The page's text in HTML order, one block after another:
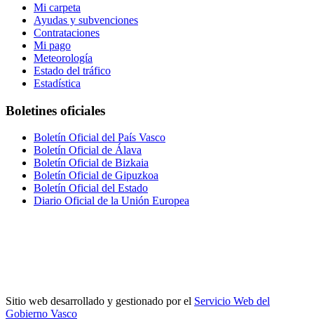
Mi carpeta
Ayudas y subvenciones
Contrataciones
Mi pago
Meteorología
Estado del tráfico
Estadística
Boletines oficiales
Boletín Oficial del País Vasco
Boletín Oficial de Álava
Boletín Oficial de Bizkaia
Boletín Oficial de Gipuzkoa
Boletín Oficial del Estado
Diario Oficial de la Unión Europea
Sitio web desarrollado y gestionado por el Servicio Web del
Gobierno Vasco